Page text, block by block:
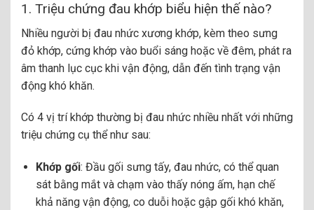
1. Triệu chứng đau khớp biểu hiện thế nào?
Nhiều người bị đau nhức xương khớp, kèm theo sưng
đỏ khớp, cứng khớp vào buổi sáng hoặc về đêm, phát ra
âm thanh lục cục khi vận động, dẫn đến tình trạng vận
động khó khăn.
Có 4 vị trí khớp thường bị đau nhức nhiều nhất với những
triệu chứng cụ thể như sau:
Khớp gối: Đầu gối sưng tấy, đau nhức, có thể quan
sát bằng mắt và chạm vào thấy nóng ấm, hạn chế
khả năng vận động, co duỗi hoặc gập gối khó khăn,